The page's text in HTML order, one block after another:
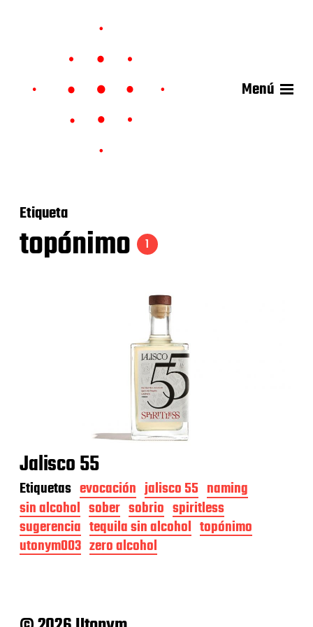
Menú
Etiqueta
topónimo 1
Jalisco 55
Etiquetas evocación jalisco 55 naming
sin alcohol sober sobrio spiritless
sugerencia tequila sin alcohol topónimo
utonym003 zero alcohol